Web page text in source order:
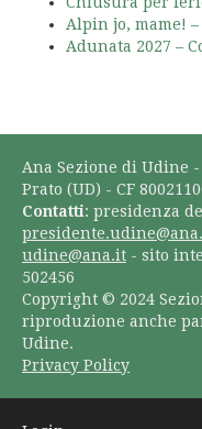
Alpin jo, mame!
Adunata 2027 –
Ana Sezione di Udine
Prato (UD) - CF
Contatti: presidenza
udine@ana.it - sito
502456
Copyright © 2024
riproduzione anche
Udine.
Privacy Policy